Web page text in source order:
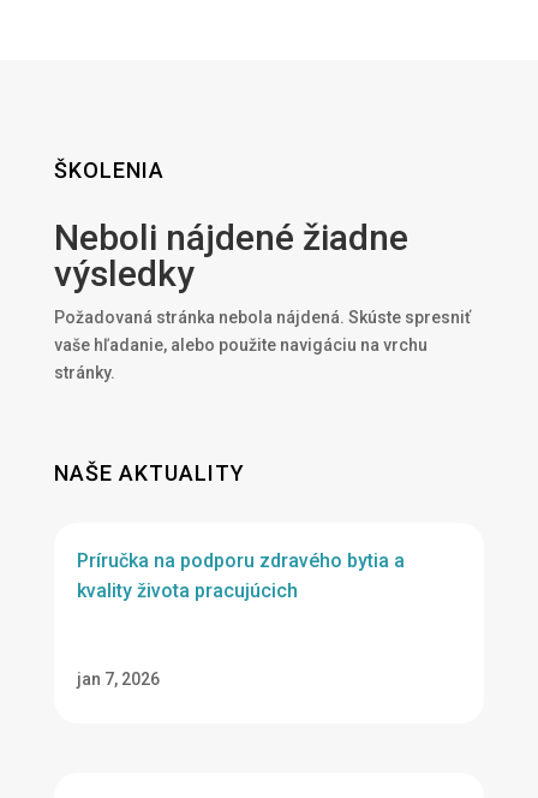
ŠKOLENIA
Neboli nájdené žiadne
výsledky
Požadovaná stránka nebola nájdená. Skúste spresniť
vaše hľadanie, alebo použite navigáciu na vrchu
stránky.
NAŠE AKTUALITY
Príručka na podporu zdravého bytia a
kvality života pracujúcich
jan 7, 2026